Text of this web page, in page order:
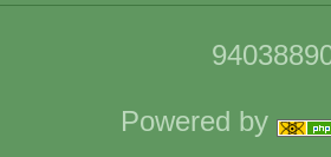
Powered by